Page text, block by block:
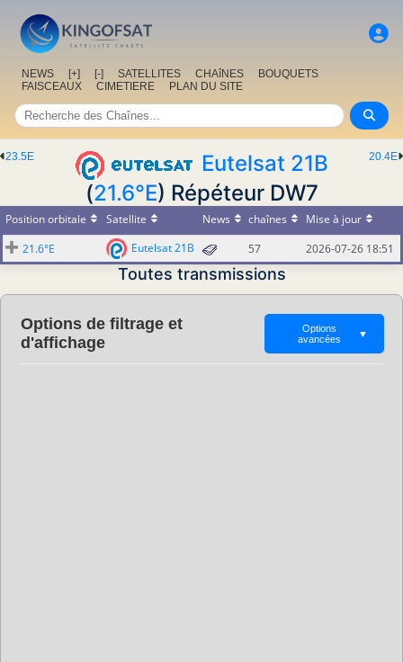
NEWS [+] [-] SATELLITES CHAîNES
BOUQUETS
FAISCEAUX
CIMETIERE PLAN DU SITE
20.4E
23.5E
Eutelsat 21B
(21.6°E) Répéteur DW7
Position orbitale Satellite News chaînes
Mise à jour
21.6°E
Eutelsat 21B 57 2026-07-26 18:51
Toutes transmissions
Options de filtrage et
d'affichage
Options
avancées
▼